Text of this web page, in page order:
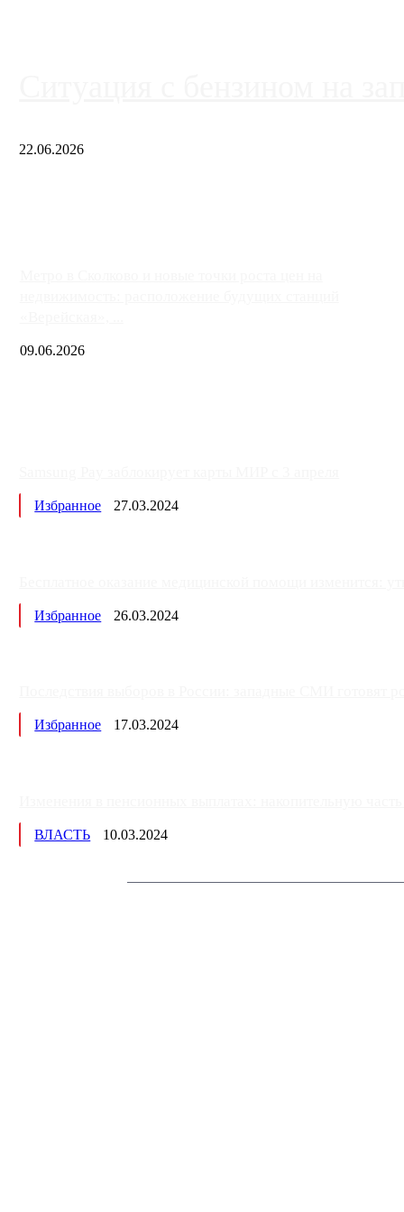
22.06.2026
09.06.2026
Избранное 27.03.2024
Избранное 26.03.2024
Избранное 17.03.2024
ВЛАСТЬ 10.03.2024